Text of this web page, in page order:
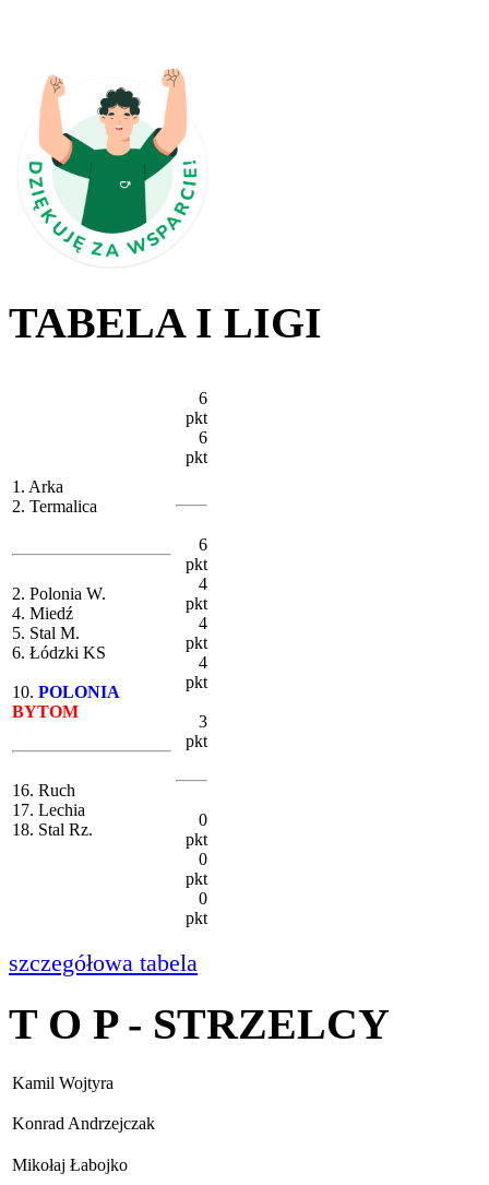
TABELA I LIGI
1. Arka
2. Termalica
2. Polonia W.
4. Miedź
5. Stal M.
6. Łódzki KS
10. POLONIA
BYTOM
16. Ruch
17. Lechia
18. Stal Rz.
6
pkt
6
pkt
6
pkt
4
pkt
4
pkt
4
pkt
3
pkt
0
pkt
0
pkt
0
pkt
szczegółowa tabela
T O P - STRZELCY
Kamil Wojtyra
Konrad Andrzejczak
Mikołaj Łabojko